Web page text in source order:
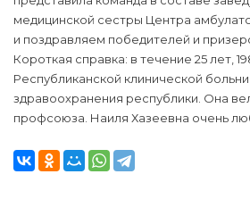
медицинской сестры Центра
и поздравляем победителей и
Короткая справка: в течение 25 лет,
Республиканской клинической
здравоохранения республики. Она
профсоюза. Наиля Хазеевна очень